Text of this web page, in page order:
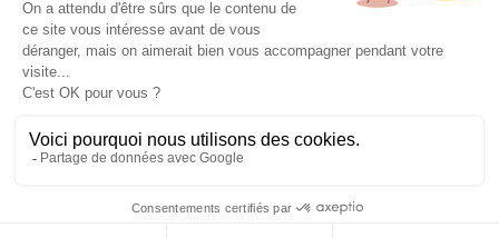
Insecte
Rongeurs
© 2026 - Produit-antinuisible.com